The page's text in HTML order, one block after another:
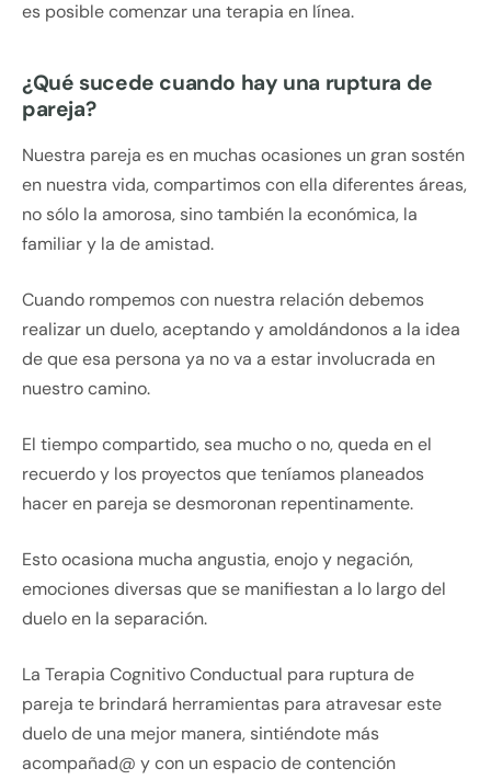
es posible comenzar una terapia en línea.
¿Qué sucede cuando hay una ruptura de
pareja?
Nuestra pareja es en muchas ocasiones un gran sostén
en nuestra vida, compartimos con ella diferentes áreas,
no sólo la amorosa, sino también la económica, la
familiar y la de amistad.
Cuando rompemos con nuestra relación debemos
realizar un duelo, aceptando y amoldándonos a la idea
de que esa persona ya no va a estar involucrada en
nuestro camino.
El tiempo compartido, sea mucho o no, queda en el
recuerdo y los proyectos que teníamos planeados
hacer en pareja se desmoronan repentinamente.
Esto ocasiona mucha angustia, enojo y negación,
emociones diversas que se manifiestan a lo largo del
duelo en la separación.
La Terapia Cognitivo Conductual para ruptura de
pareja te brindará herramientas para atravesar este
duelo de una mejor manera, sintiéndote más
acompañad@ y con un espacio de contención